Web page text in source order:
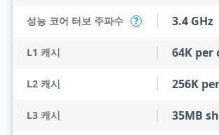
성능 코어 터보 주파수 ? 3.4 GHz
L1 캐시 64K per
L2 캐시 256K
L3 캐시 35MB